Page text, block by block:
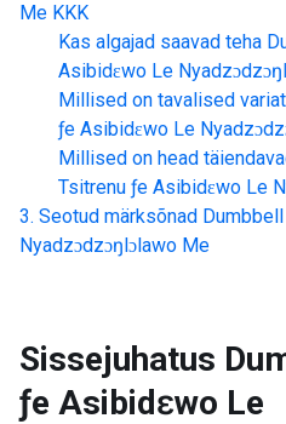
Me KKK
Kas algajad saavad teha
Asibidɛwo Le
Millised on tavalised
ƒe Asibidɛwo Le
Millised on head
Tsitrenu ƒe Asibidɛwo Le
Seotud märksõnad
Nyadzɔdzɔŋlɔlawo Me
Sissejuhatus
ƒe Asibidɛwo Le